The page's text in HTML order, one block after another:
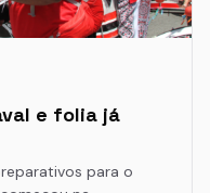
e folia já
para o